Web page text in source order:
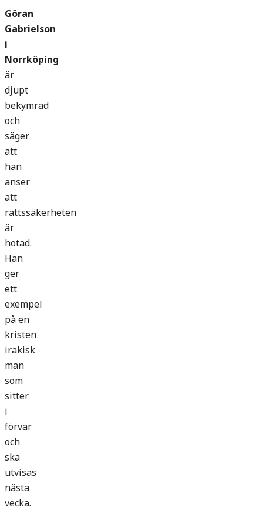
Göran
Gabrielson
i
Norrköping
är
djupt
bekymrad
och
säger
att
han
anser
att
rättssäkerheten
är
hotad.
Han
ger
ett
exempel
på en
kristen
irakisk
man
som
sitter
i
förvar
och
ska
utvisas
nästa
vecka.